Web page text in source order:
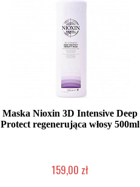
Maska Nioxin 3D Intensive Deep
Protect regenerująca włosy 500ml
159,00 zł